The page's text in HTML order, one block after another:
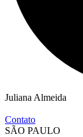
Juliana Almeida
Contato
SÃO PAULO